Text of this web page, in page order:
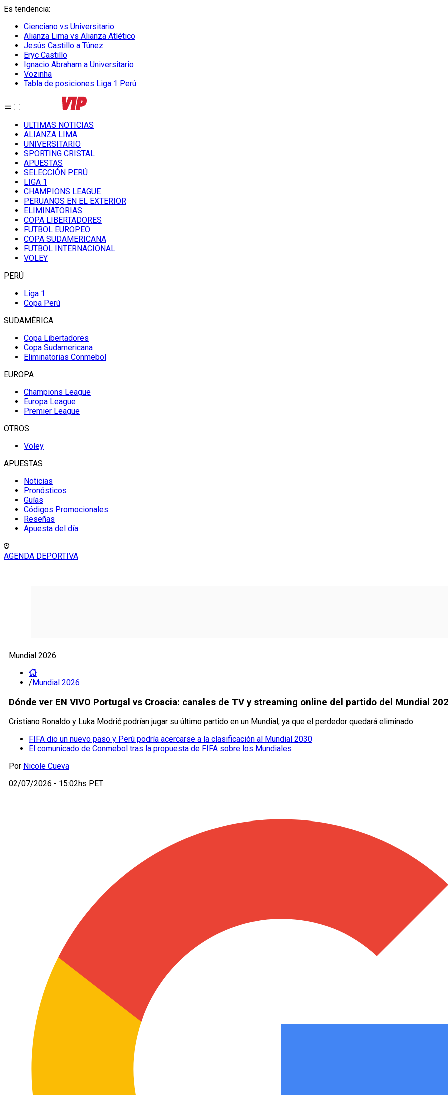
Es tendencia:
Cienciano vs Universitario
Alianza Lima vs Alianza Atlético
Jesús Castillo a Túnez
Eryc Castillo
Ignacio Abraham a Universitario
Vozinha
Tabla de posiciones Liga 1 Perú
ULTIMAS NOTICIAS
ALIANZA LIMA
UNIVERSITARIO
SPORTING CRISTAL
APUESTAS
SELECCIÓN PERÚ
LIGA 1
CHAMPIONS LEAGUE
PERUANOS EN EL EXTERIOR
ELIMINATORIAS
COPA LIBERTADORES
FUTBOL EUROPEO
COPA SUDAMERICANA
FUTBOL INTERNACIONAL
VOLEY
PERÚ
Liga 1
Copa Perú
SUDAMÉRICA
Copa Libertadores
Copa Sudamericana
Eliminatorias Conmebol
EUROPA
Champions League
Europa League
Premier League
OTROS
Voley
APUESTAS
Noticias
Pronósticos
Guías
Códigos Promocionales
Reseñas
Apuesta del día
AGENDA DEPORTIVA
Mundial 2026
/Mundial 2026
Dónde ver EN VIVO Portugal vs Croacia: canales de TV y streaming online del partido del Mundial
Cristiano Ronaldo y Luka Modrić podrían jugar su último partido en un Mundial, ya que el perdedor quedará eliminado.
FIFA dio un nuevo paso y Perú podría acercarse a la clasificación al Mundial 2030
El comunicado de Conmebol tras la propuesta de FIFA sobre los Mundiales
Por Nicole Cueva
02/07/2026 - 15:02hs PET